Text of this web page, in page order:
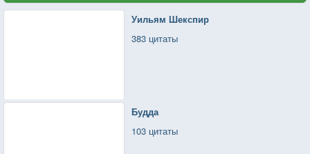
Уильям Шекспир
383 цитаты
Будда
103 цитаты